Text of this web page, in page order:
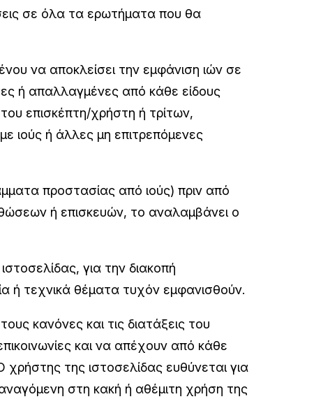
σε όλα τα ερωτήματα που θα
να αποκλείσει την εμφάνιση ιών σε
ή απαλλαγμένες από κάθε είδους
επισκέπτη/χρήστη ή τρίτων,
ιούς ή άλλες μη επιτρεπόμενες
προστασίας από ιούς) πριν από
ή επισκευών, το αναλαμβάνει ο
για την διακοπή
ή τεχνικά θέματα τυχόν εμφανισθούν.
κανόνες και τις διατάξεις του
και να απέχουν από κάθε
της ιστοσελίδας ευθύνεται για
στη κακή ή αθέμιτη χρήση της